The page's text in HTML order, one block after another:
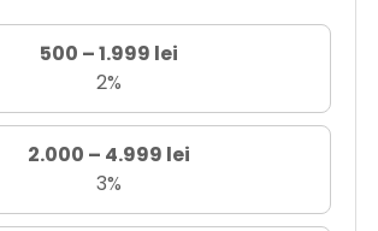
500 – 1.999 lei
2%
2.000 – 4.999 lei
3%